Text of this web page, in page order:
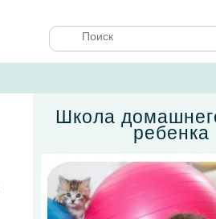
Школа
ребенка